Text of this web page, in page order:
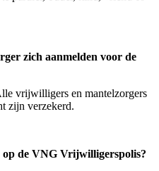
zich aanmelden voor de
vrijwilligers en mantelzorgers
zijn verzekerd.
de VNG Vrijwilligerspolis?